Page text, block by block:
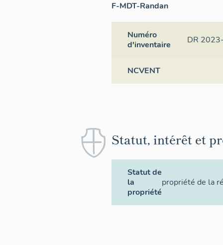
F-MDT-Randan
Numéro
d'inventaire
DR
NCVENT
Statut, intérêt et
Statut de
la
propriété
propriété de la